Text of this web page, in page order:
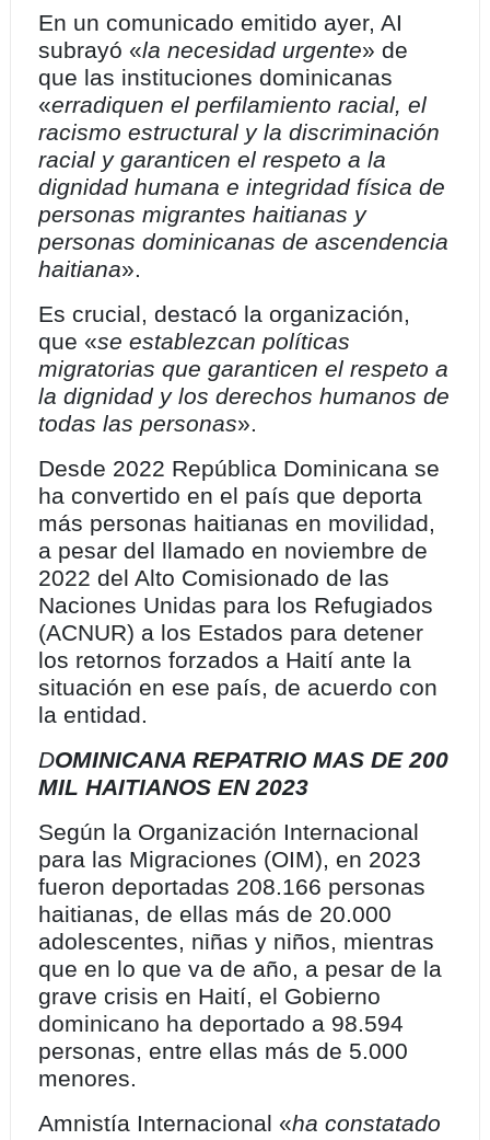
En un comunicado emitido ayer, AI
subrayó «la necesidad urgente» de
que las instituciones dominicanas
«erradiquen el perfilamiento racial, el
racismo estructural y la discriminación
racial y garanticen el respeto a la
dignidad humana e integridad física de
personas migrantes haitianas y
personas dominicanas de ascendencia
haitiana».
Es crucial, destacó la organización,
que «se establezcan políticas
migratorias que garanticen el respeto a
la dignidad y los derechos humanos de
todas las personas».
Desde 2022 República Dominicana se
ha convertido en el país que deporta
más personas haitianas en movilidad,
a pesar del llamado en noviembre de
2022 del Alto Comisionado de las
Naciones Unidas para los Refugiados
(ACNUR) a los Estados para detener
los retornos forzados a Haití ante la
situación en ese país, de acuerdo con
la entidad.
DOMINICANA REPATRIO MAS DE 200
MIL HAITIANOS EN 2023
Según la Organización Internacional
para las Migraciones (OIM), en 2023
fueron deportadas 208.166 personas
haitianas, de ellas más de 20.000
adolescentes, niñas y niños, mientras
que en lo que va de año, a pesar de la
grave crisis en Haití, el Gobierno
dominicano ha deportado a 98.594
personas, entre ellas más de 5.000
menores.
Amnistía Internacional «ha constatado